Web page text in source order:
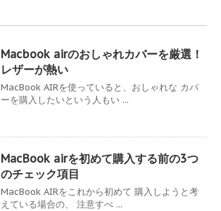
Macbook airのおしゃれカバーを厳選！
レザーが熱い
MacBook AIRを使っていると、おしゃれな カバ
ーを購入したいという人もい ...
MacBook airを初めて購入する前の3つ
のチェック項目
MacBook AIRをこれから初めて 購入しようと考
えている場合の、 注意すべ ...